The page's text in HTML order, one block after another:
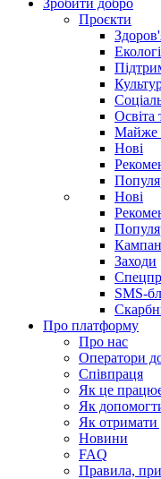
Зробити добро
Проєкти
Освіта
Майже
Нові
Нові
Заходи
SMS-
Про платформу
Про нас
Оператори
Співпраця
Як це
Як
Як отримати
Новини
FAQ
Правила,